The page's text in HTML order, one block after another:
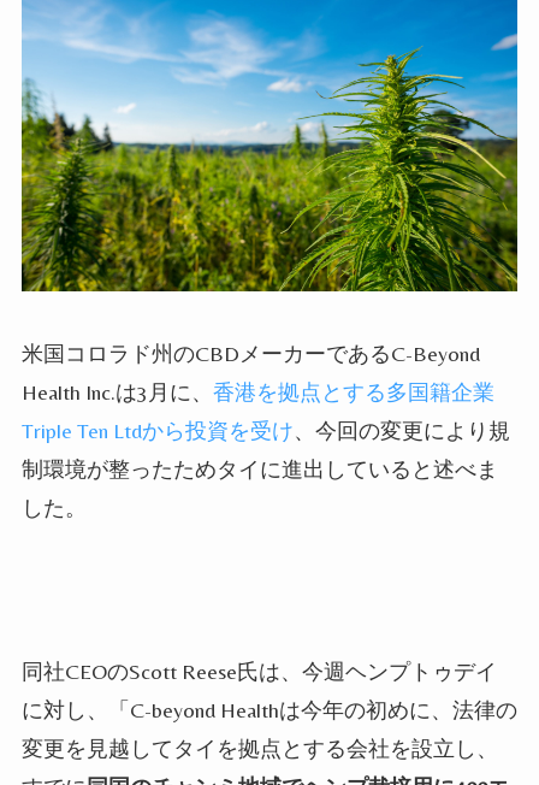
米国コロラド州のCBD メーカーであるC-Beyond
Health Inc.は3 月に、 香港を拠点とする多国籍企業
Triple Ten Ltdから投資を受け、今回の変更により規
制環境が整ったためタイに進出していると述べま
した。
同社CEOのScott Reese氏は、今週ヘンプトゥデイ
に対し、「C-beyond Healthは今年の初めに、法律の
変更を見越してタイを拠点とする会社を設立し、